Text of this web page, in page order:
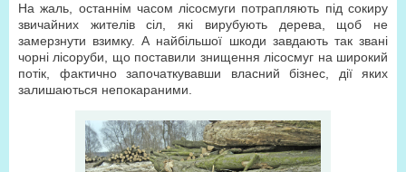
На жаль, останнім часом лісосмуги потрапляють під сокиру
звичайних жителів сіл, які вирубують дерева, щоб не
замерзнути взимку. А найбільшої шкоди завдають так звані
чорні лісоруби, що поставили знищення лісосмуг на широкий
потік, фактично започаткувавши власний бізнес, дії яких
залишаються непокараними.